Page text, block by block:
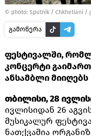
© photo: Sputnik / Chkhetiani /
გამოწერა
ფესტივალში,
კონცერტი
ანსამბლი მიიღებს
თბილისი, 28
ივლისიდან 26
მუსიკალურ
ნათქვამია